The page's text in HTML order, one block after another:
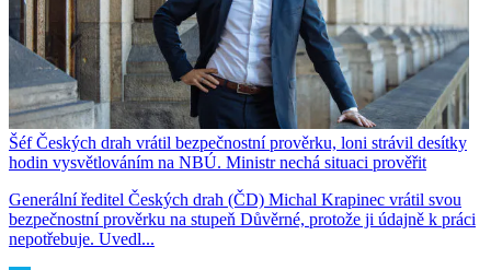
Šéf Českých drah vrátil bezpečnostní prověrku, loni strávil desítky
hodin vysvětlováním na NBÚ. Ministr nechá situaci prověřit
Generální ředitel Českých drah (ČD) Michal Krapinec vrátil svou
bezpečnostní prověrku na stupeň Důvěrné, protože ji údajně k práci
nepotřebuje. Uvedl...